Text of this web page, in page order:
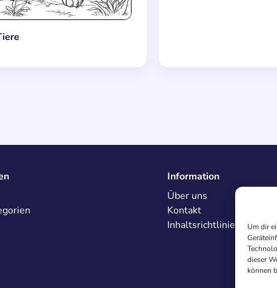
Um dir
dieser
können
Information
Über uns
Kontakt
Inhaltsrichtlinien